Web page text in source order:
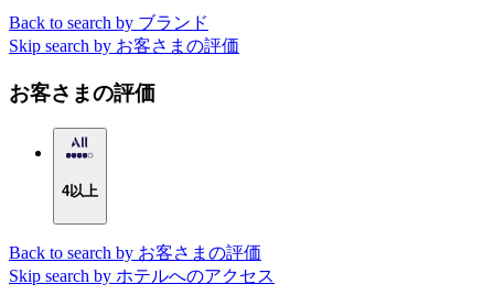
Back to search by ブランド
Skip search by お客さまの評価
お客さまの評価
4以上
Back to search by お客さまの評価
Skip search by ホテルへのアクセス